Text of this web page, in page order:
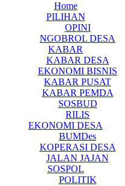
Home
PILIHAN
OPINI
NGOBROL DESA
KABAR
KABAR DESA
EKONOMI BISNIS
KABAR PUSAT
KABAR PEMDA
SOSBUD
RILIS
EKONOMI DESA
BUMDes
KOPERASI DESA
JALAN JAJAN
SOSPOL
POLITIK